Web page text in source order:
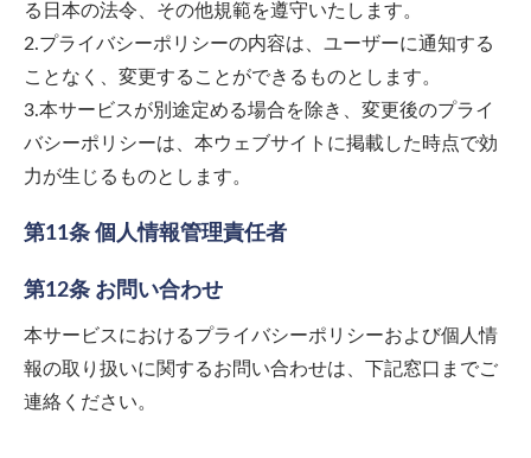
る日本の法令、その他規範を遵守いたします。
2.プライバシーポリシーの内容は、ユーザーに通知する
ことなく、変更することができるものとします。
3.本サービスが別途定める場合を除き、変更後のプライ
バシーポリシーは、本ウェブサイトに掲載した時点で効
力が生じるものとします。
第11条 個人情報管理責任者
第12条 お問い合わせ
本サービスにおけるプライバシーポリシーおよび個人情
報の取り扱いに関するお問い合わせは、下記窓口までご
連絡ください。